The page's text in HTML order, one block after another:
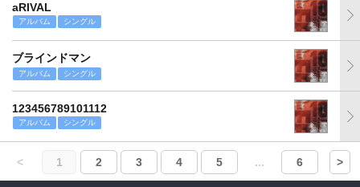
aRIVAL
アルバム シングル
ブラインドマン
アルバム シングル
123456789101112
アルバム シングル
< 1 2 3 4 5 ... 6 >